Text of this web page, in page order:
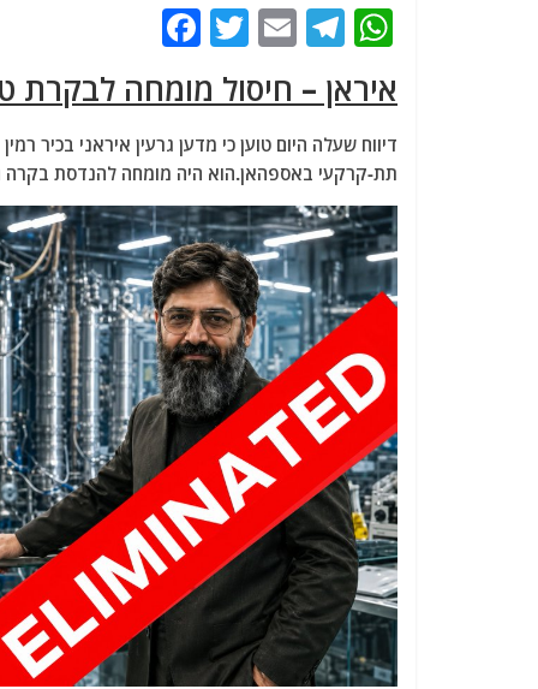
W
at
s
A
p
p
T
e
g
ra
m
E
m
ai
l
T
itt
er
c
e
b
o
o
k
איראן – חיסול מומחה לבקרת
דיווח שעלה היום טוען כי מדען גרעין איראני בכיר
תת-קרקעי באספהאן.הוא היה מומחה להנדסת בקרה